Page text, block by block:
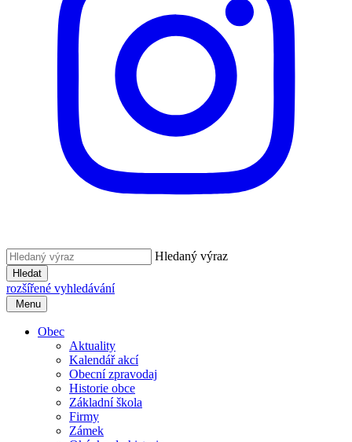
Hledaný výraz
Hledat
rozšířené vyhledávání
Menu
Obec
Aktuality
Kalendář akcí
Obecní zpravodaj
Historie obce
Základní škola
Firmy
Zámek